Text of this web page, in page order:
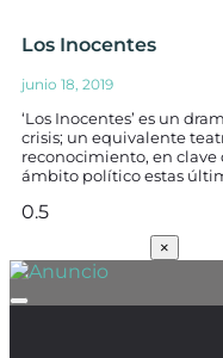
Los Inocentes
junio 18, 2019
‘Los Inocentes’ es un
crisis; un equivalente
reconocimiento, en clave
ámbito político estas
×